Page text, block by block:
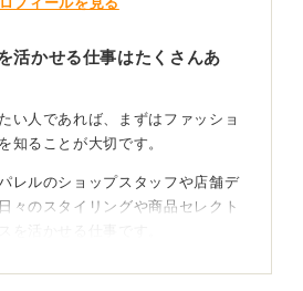
活かせる仕事はたくさんあ
い人であれば、まずはファッショ
知ることが大切です。
レルのショップスタッフや店舗デ
々のスタイリングや商品セレクト
を活かせる仕事です。
ダイザーであれば、おしゃれに敏